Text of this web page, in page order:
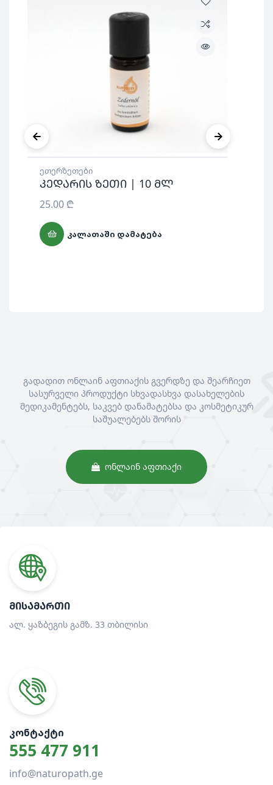
ეთერზეთები
კედარის ზეთი | 10 მლ
25.00 ₾
ᲙᲐᲚᲐᲗᲐᲨᲘ ᲓᲐᲛᲐᲢᲔᲑᲐ
გადადით ონლაინ აფთიაქის გვერდზე და შეარჩიეთ
სასურველი პროდუქტი სხვადასხვა დასახელების
მედიკამენტებს, საკვებ დანამატებსა და კოსმეტიკურ
საშუალებებს შორის
ᲝᲜᲚᲐᲘᲜ ᲐᲤᲗᲘᲐᲥᲘ
ᲛᲘᲡᲐᲛᲐᲠᲗᲘ
ალ. ყაზბეგის გამზ. 33 თბილისი
ᲙᲝᲜᲢᲐᲥᲢᲘ
555 477 911
info@naturopath.ge